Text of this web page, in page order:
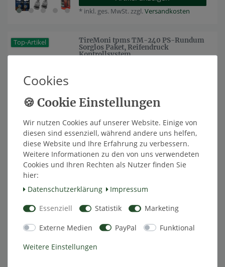
* inkl. ges. MwSt.zzgl.Versandkosten
Top-Artikel
TireMoni tpms TM-240 PS-Rundum
Sorglos Paket, Reifendruck
Kontrollsystem
Top-Artikel
TireMoni tpms TM-240 PS-
Sicherheits-Paket, Reifendruck
Kontrollsystem
UVP 349,00 PLN
1.276,71 PLN *
In den Warenkorb
Artikelpaket
TireMoni tpms TM-240 PS-
Sparpaket, Reifendruck
1.285,30 PLN *
Cookies
Wir nutzen Cookies auf unserer Website. Einige von
diesen sind essenziell, während andere uns helfen,
diese Website und Ihre Erfahrung zu verbessern.
Weitere Informationen zu den von uns verwendeten
Cookies und Ihren Rechten als Nutzer finden Sie
hier:
Daten­schutz­erklärung
Impressum
Essenziell Statistik Marketing
Externe Medien PayPal Funktional
Weitere Einstellungen